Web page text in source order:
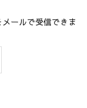
ールで受信できま